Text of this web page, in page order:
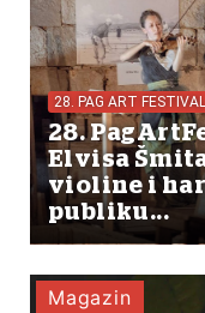
28. PAG ART FESTIVAL
28.
Elvisa
violine i
publiku...
Magazin